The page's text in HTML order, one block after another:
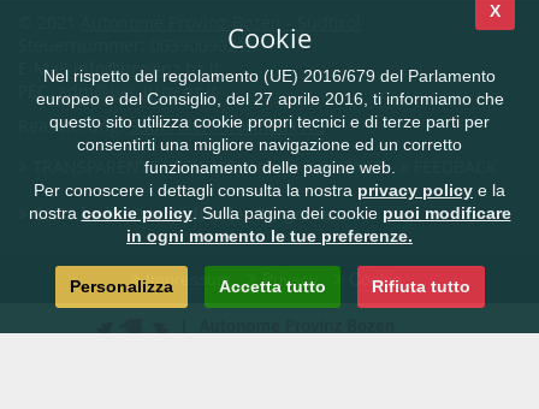
Steuernummer: 00390090215
E-Mail info@provinz.bz.it
PEC:adm@pec.prov.bz.it
Realisierung:Südtiroler Informatik AG
TRANSPARENTE VERWALTUNG
KONTAKT
CIVIS.bz.it - Das Südtiroler Bürgernetz
Impressum Privacy Cookie
X
Cookie
Nel rispetto del regolamento (UE) 2016/679 del Parlamento
europeo e del Consiglio, del 27 aprile 2016, ti informiamo che
questo sito utilizza cookie propri tecnici e di terze parti per
consentirti una migliore navigazione ed un corretto
funzionamento delle pagine web.
Per conoscere i dettagli consulta la nostra privacy policy e la
nostra cookie policy. Sulla pagina dei cookie puoi modificare
in ogni momento le tue preferenze.
Personalizza Accetta tutto Rifiuta tutto